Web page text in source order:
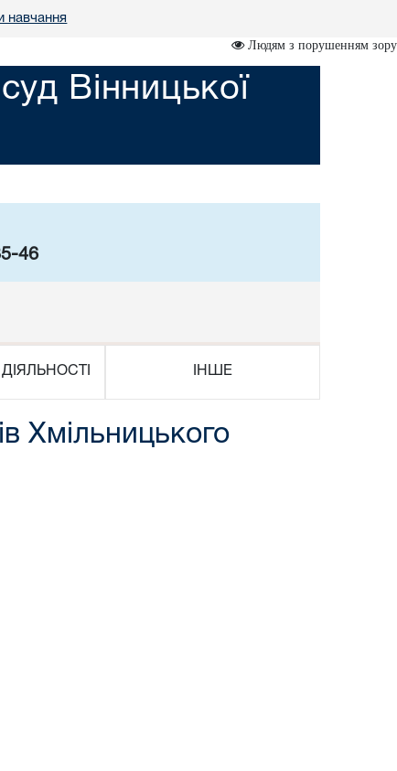
навчання
Людям з порушенням зору
Вінницької
46
ІНШЕ
Хмільницького